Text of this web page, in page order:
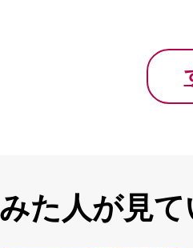
た人が見